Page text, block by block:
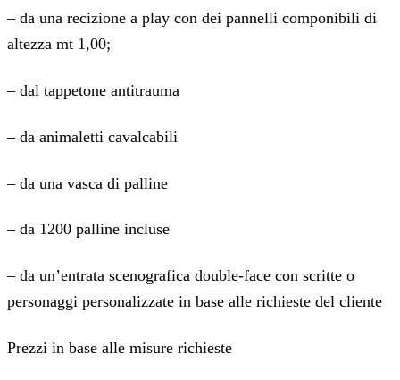
– da una recizione a play con dei pannelli componibili di
altezza mt 1,00;
– dal tappetone antitrauma
– da animaletti cavalcabili
– da una vasca di palline
– da 1200 palline incluse
– da un’entrata scenografica double-face con scritte o
personaggi personalizzate in base alle richieste del cliente
Prezzi in base alle misure richieste